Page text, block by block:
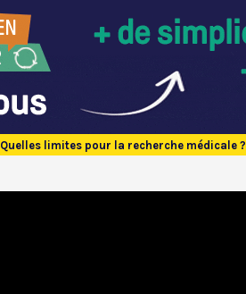
Quelles limites pour la recherche médicale ?